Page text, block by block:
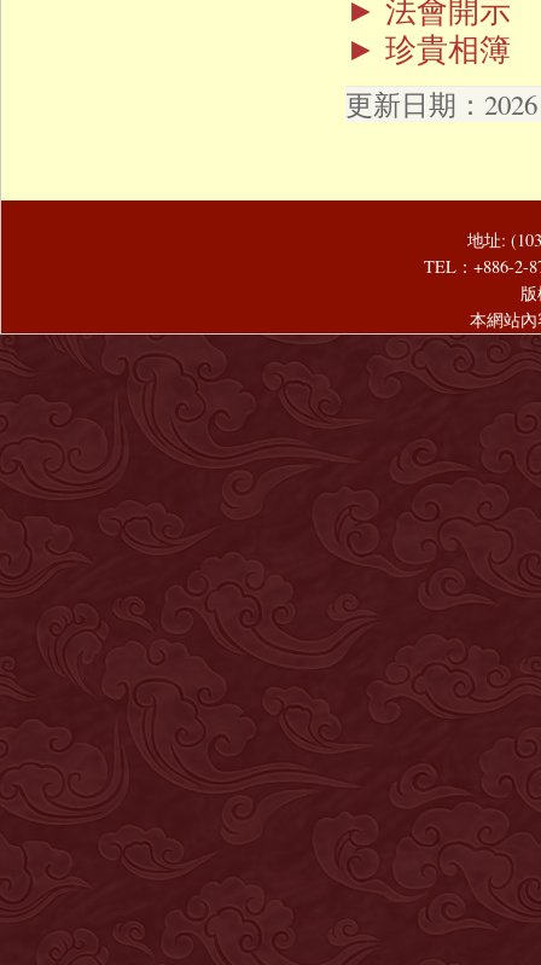
► 法會開示
► 珍貴相簿
更新日期：
地址:
TEL：+886-2-
本網站